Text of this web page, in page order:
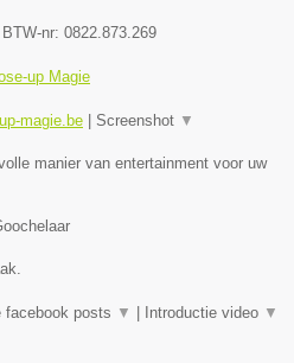
nr: 0822.873.269
up Magie
magie.be Screenshot ▼
manier van entertainment voor uw
facebook posts ▼ Introductie video ▼